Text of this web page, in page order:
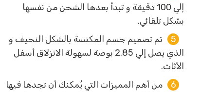
إلي 100 دقيقة و تبدأ بعدها الشحن من نفسها
بشكل تلقائي.
تم تصميم جسم المكنسة بالشكل النحيف و
الذي يصل إلي 2.85 بوصة لسهولة الانزلاق أسفل
الأثاث.
من أهم المميزات التي يُمكنك أن تجدها فيها